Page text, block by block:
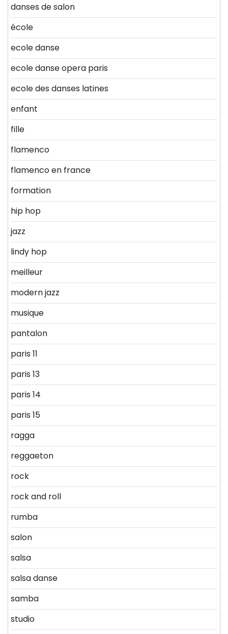
danses de salon
école
ecole danse
ecole danse opera paris
ecole des danses latines
enfant
fille
flamenco
flamenco en france
formation
hip hop
jazz
lindy hop
meilleur
modern jazz
musique
pantalon
paris 11
paris 13
paris 14
paris 15
ragga
reggaeton
rock
rock and roll
rumba
salon
salsa
salsa danse
samba
studio